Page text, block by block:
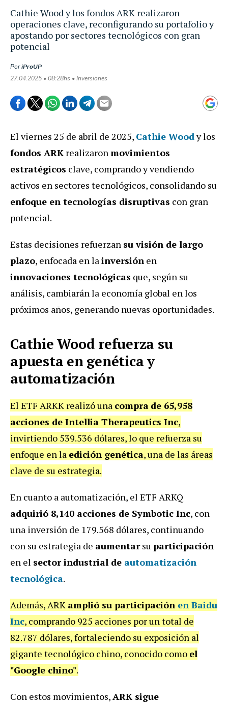
Cathie Wood y los fondos ARK realizaron
operaciones clave, reconfigurando su portafolio y
apostando por sectores tecnológicos con gran
potencial
PoriProUP
27.04.2025 • 08:28hs • Inversiones
El viernes 25 de abril de 2025, Cathie Woody los
fondos ARK realizaronmovimientos
estratégicos clave, comprando y vendiendo
activos en sectores tecnológicos, consolidando su
enfoque en tecnologías disruptivas con gran
potencial.
Estas decisiones refuerzan su visión de largo
plazo, enfocada en lainversión en
innovaciones tecnológicas que, según su
análisis, cambiarán la economía global en los
próximos años, generando nuevas oportunidades.
Cathie Wood refuerza su
apuesta en genética y
automatización
El ETF ARKK realizó una compra de 65,958
acciones de Intellia Therapeutics Inc,
invirtiendo 539.536 dólares, lo que refuerza su
enfoque en la edición genética, una de las áreas
clave de su estrategia.
En cuanto a automatización, el ETF ARKQ
adquirió 8,140 acciones de Symbotic Inc, con
una inversión de 179.568 dólares, continuando
con su estrategia de aumentarsu participación
en el sector industrial de automatización
tecnológica.
Además, ARK amplió su participación en Baidu
Inc, comprando 925 acciones por un total de
82.787 dólares, fortaleciendo su exposición al
gigante tecnológico chino, conocido como el
"Google chino".
Con estos movimientos,ARK sigue